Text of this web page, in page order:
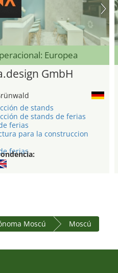
Europea
GmbH
de stands
de stands de ferias
ferias
para la construccion
ferias
Moscú Moscú